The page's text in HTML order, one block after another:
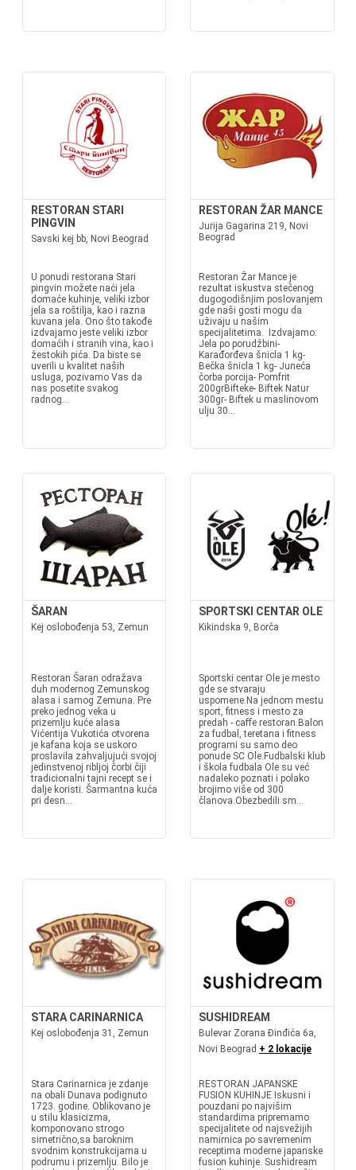
RESTORAN STARI
PINGVIN
Savski kej bb, Novi Beograd
U ponudi restorana Stari
pingvin možete naći jela
domaće kuhinje, veliki izbor
jela sa roštilja, kao i razna
kuvana jela. Ono što takođe
izdvajamo jeste veliki izbor
domaćih i stranih vina, kao i
žestokih pića. Da biste se
uverili u kvalitet naših
usluga, pozivamo Vas da
nas posetite svakog
radnog...
RESTORAN ŽAR MANCE
Jurija Gagarina 219, Novi
Beograd
Restoran Žar Mance je
rezultat iskustva stečenog
dugogodišnjim poslovanjem
gde naši gosti mogu da
uživaju u našim
specijalitetima. Izdvajamo:
Jela po porudžbini-
Karađorđeva šnicla 1 kg-
Bečka šnicla 1 kg- Juneća
čorba porcija- Pomfrit
200grBifteke- Biftek Natur
300gr- Biftek u maslinovom
ulju 30...
ŠARAN
Kej oslobođenja 53, Zemun
Restoran Šaran odražava
duh modernog Zemunskog
alasa i samog Zemuna. Pre
preko jednog veka u
prizemlju kuće alasa
Vićentija Vukotića otvorena
je kafana koja se uskoro
proslavila zahvaljujući svojoj
jedinstvenoj ribljoj čorbi čiji
tradicionalni tajni recept se i
dalje koristi. Šarmantna kuća
pri desn...
SPORTSKI CENTAR OLE
Kikindska 9, Borča
Sportski centar Ole je mesto
gde se stvaraju
uspomene.Na jednom mestu
sport, fitness i mesto za
predah - caffe restoran.Balon
za fudbal, teretana i fitness
programi su samo deo
ponude SC Ole.Fudbalski klub
i škola fudbala Ole su već
nadaleko poznati i polako
brojimo više od 300
članova.Obezbedili sm...
STARA CARINARNICA
Kej oslobođenja 31, Zemun
Stara Carinarnica je zdanje
na obali Dunava podignuto
1723. godine. Oblikovano je
u stilu klasicizma,
komponovano strogo
simetrično,sa baroknim
svodnim konstrukcijama u
podrumu i prizemlju. Bilo je
SUSHIDREAM
Bulevar Zorana Đinđića 6a,
Novi Beograd + 2 lokacije
RESTORAN JAPANSKE
FUSION KUHINJE Iskusni i
pouzdani po najvišim
standardima pripremamo
specijalitete od najsvežijih
namirnica po savremenim
receptima moderne japanske
fusion kuhinje. Sushidream